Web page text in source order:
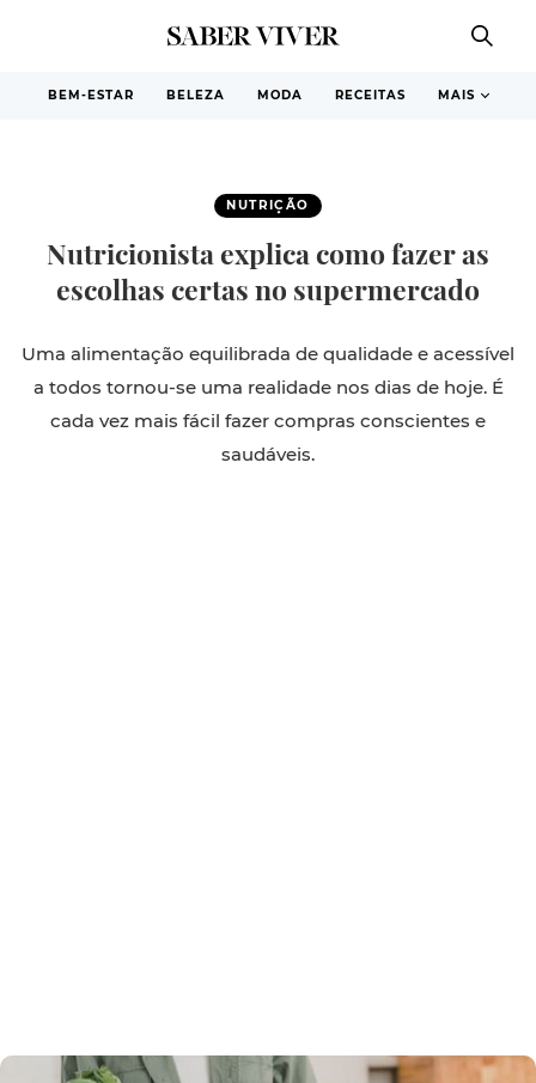
BEM-ESTAR BELEZA MODA RECEITAS MAIS
NUTRIÇÃO
Nutricionista explica como fazer as
escolhas certas no supermercado
Uma alimentação equilibrada de qualidade e acessível
a todos tornou-se uma realidade nos dias de hoje. É
cada vez mais fácil fazer compras conscientes e
saudáveis.